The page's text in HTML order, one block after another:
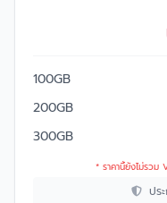
100GB
200GB
300GB
* ราคานี้ยังไม่รวม
ปร